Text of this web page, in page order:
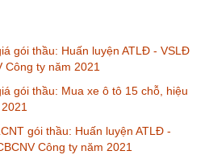
gói thầu: Huấn luyện ATLĐ - VSLĐ
Công ty năm 2021
gói thầu: Mua xe ô tô 15 chỗ, hiệu
gói thầu: Huấn luyện ATLĐ -
Công ty năm 2021